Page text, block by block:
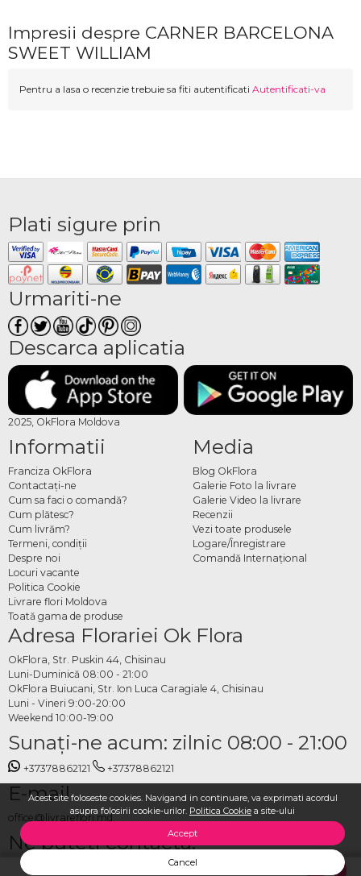
Acest site foloseste cookies. Navigand in continuare, va exprimati acordul
asupra folosirii cookie-urilor. Politica Cookie a site-ului
Accept
Cancel
Impresii despre CARNER BARCELONA
SWEET WILLIAM
Pentru a lasa o recenzie trebuie sa fiti autentificati Autentificati-va
Plati sigure prin
Urmariti-ne
Descarca aplicatia
2025, OkFlora Moldova
Informatii
Franciza OkFlora
Contactaţi-ne
Cum sa faci o comandă?
Cum plătesc?
Cum livrăm?
Termeni, condiţii
Despre noi
Locuri vacante
Politica Cookie
Livrare flori Moldova
Toată gama de produse
Media
Blog OkFlora
Galerie Foto la livrare
Galerie Video la livrare
Recenzii
Vezi toate produsele
Logare/Înregistrare
Comandă Internațional
Adresa Florariei Ok Flora
OkFlora, Str. Puskin 44, Chisinau
Luni-Duminică 08:00 - 21:00
OkFlora Buiucani, Str. Ion Luca Caragiale 4, Chisinau
Luni - Vineri 9:00-20:00
Weekend 10:00-19:00
Sunaţi-ne acum: zilnic 08:00 - 21:00
+37378862121 +37378862121
E-mail
office@livrareflori.md
Ne puteți contacta:
whatsapp